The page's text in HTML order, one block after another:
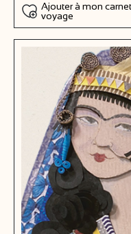
Ajouter à mon
voyage